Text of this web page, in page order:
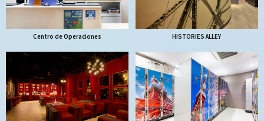
Centro de Operaciones HISTORIES ALLEY